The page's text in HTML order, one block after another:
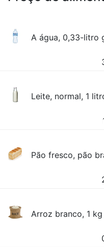
A água, 0,33-litro
Leite, normal, 1
Pão fresco, pão
Arroz branco, 1 kg